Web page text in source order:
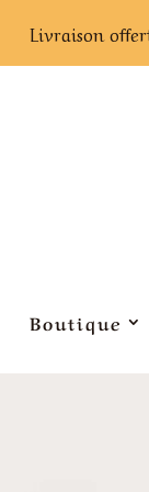
Boutique
Livraison